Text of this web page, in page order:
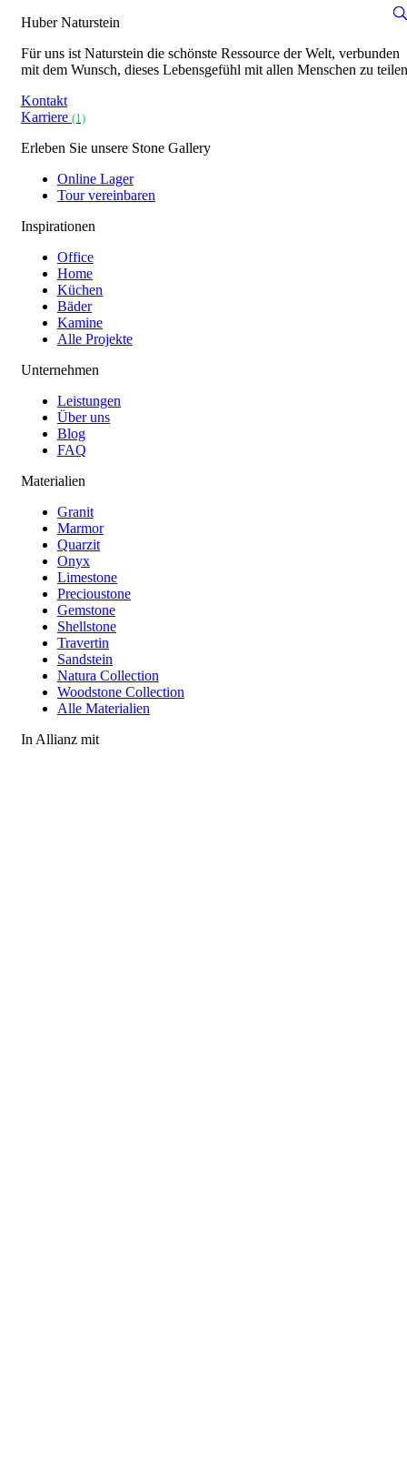
Huber Naturstein
Für uns ist Naturstein die schönste Ressource der Welt, verbunden
mit dem Wunsch, dieses Lebensgefühl mit allen Menschen zu
Kontakt
Karriere (1)
Erleben Sie unsere Stone Gallery
Online Lager
Tour vereinbaren
Inspirationen
Office
Home
Küchen
Bäder
Kamine
Alle Projekte
Unternehmen
Leistungen
Über uns
Blog
FAQ
Materialien
Granit
Marmor
Quarzit
Onyx
Limestone
Precioustone
Gemstone
Shellstone
Travertin
Sandstein
Natura Collection
Woodstone Collection
Alle Materialien
In Allianz mit